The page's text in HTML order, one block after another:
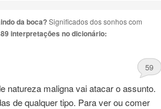
da boca?Significados dos sonhos com
interpretações no dicionário:
59
natureza maligna vai atacar o assunto.
dequalquer tipo. Para ver ou comer